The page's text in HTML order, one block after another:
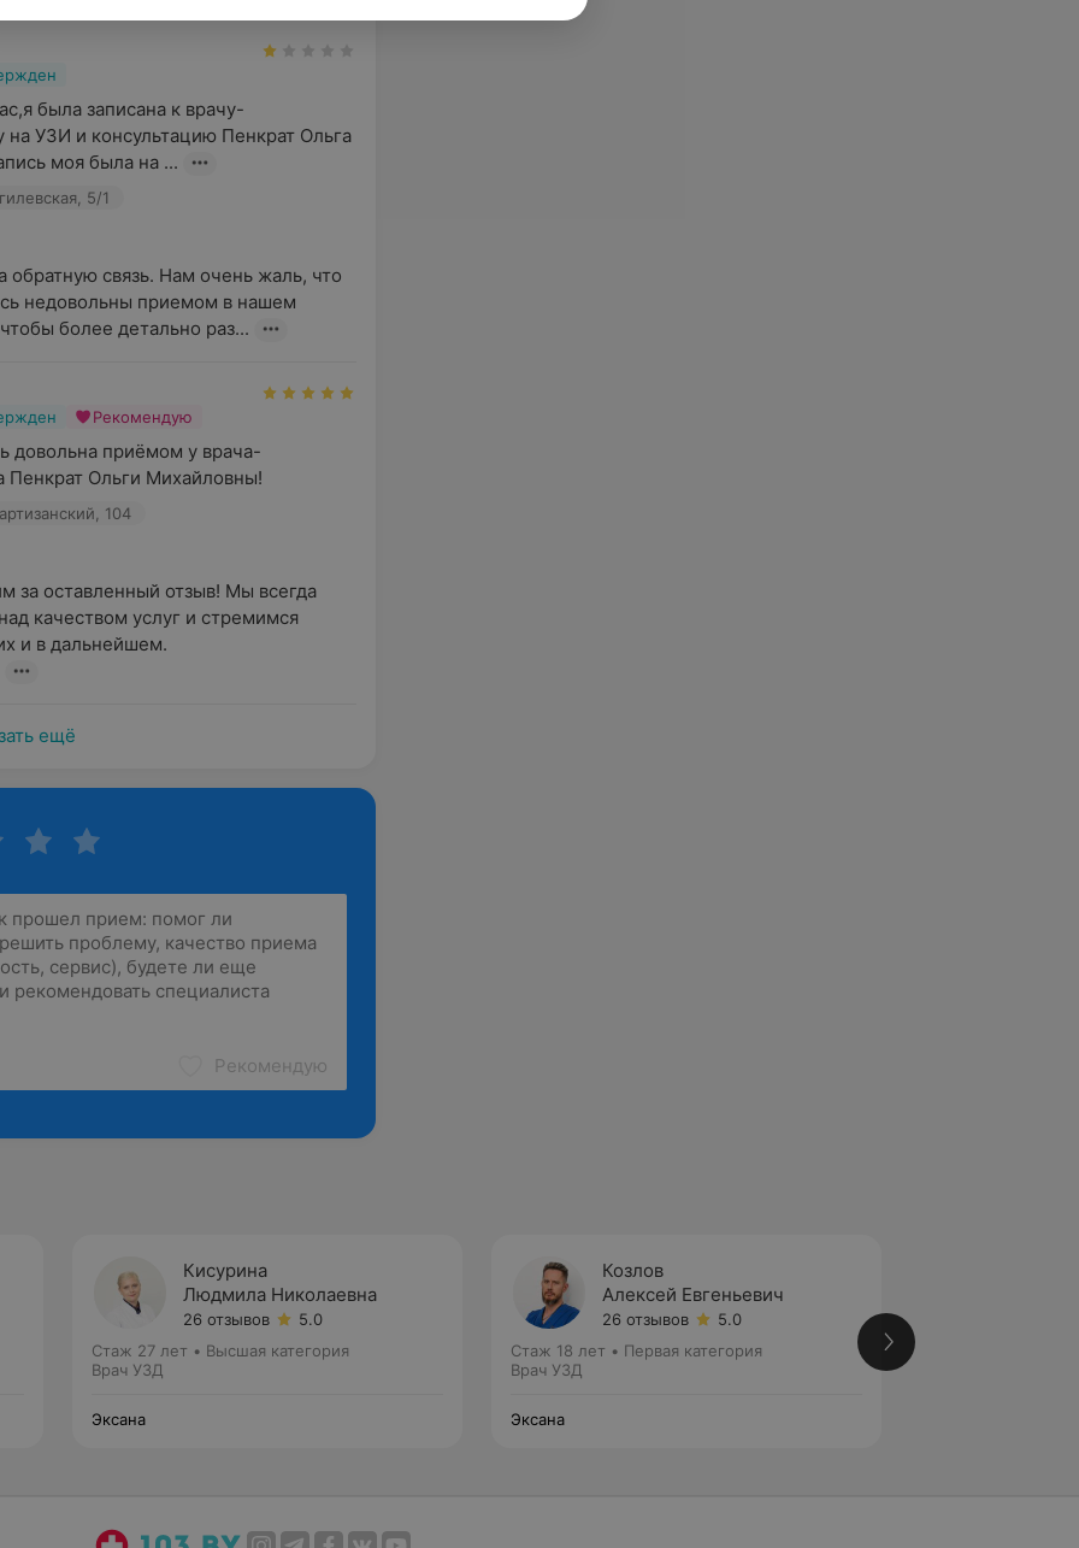
была записана к врачу-
на УЗИ и консультацию Пенкрат Ольга
моя была на ...
5/1
обратную связь. Нам очень жаль, что
недовольны приемом в нашем
более детально раз...
Рекомендую
довольна приёмом у врача-
Пенкрат Ольги Михайловны!
104
за оставленный отзыв! Мы всегда
качеством услуг и стремимся
и в дальнейшем.
ещё
Рекомендую
Кисурина
Людмила Николаевна
26 отзывов
5.0
Стаж 27 лет • Высшая категория
Врач УЗД
Эксана
Козлов
Алексей Евгеньевич
26 отзывов
5.0
Стаж 18 лет • Первая категория
Врач УЗД
Эксана